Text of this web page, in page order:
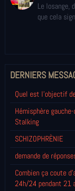
Le losange,
que cela
DERNIERS
Quel est l'objectif
Hémisphère
Stalking
SCHIZOPHRÈNIE
demande de
Combien ça coute
24h/24 pendant 21